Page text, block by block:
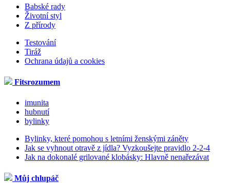
Babské rady
Životní styl
Z přírody
Testování
Tiráž
Ochrana údajů a cookies
Fitsrozumem
imunita
hubnutí
bylinky
Bylinky, které pomohou s letními ženskými záněty
Jak se vyhnout otravě z jídla? Vyzkoušejte pravidlo 2-2-4
Jak na dokonalé grilované klobásky: Hlavně nenařezávat
Můj chlupáč